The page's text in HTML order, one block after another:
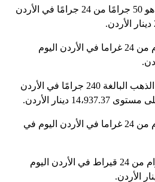
• في حين أن سعر الذهب هو 50 جرامًا من 24 جرامًا في الأردن
• سعر الذهب هو 100 جرام من 24 غراما في الأردن اليوم
• في حين أن سعر سبيكة الذهب البالغة 240 جرامًا في الأردن
• سعر الذهب هو 500 جرام من 24 غراما في الأردن اليوم في
• سعر الذهب هو 1000 جرام من 24 قيراط في الأردن اليوم